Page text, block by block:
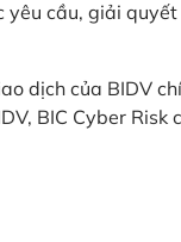
cầu, giải
dịch của BIDV
BIC Cyber